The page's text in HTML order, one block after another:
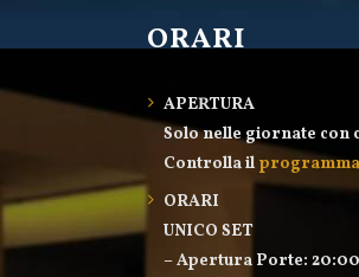
ORARI
APERTURA
Solo nelle giornate con
Controlla il programma
ORARI
UNICO SET
– Apertura Porte: 20:00